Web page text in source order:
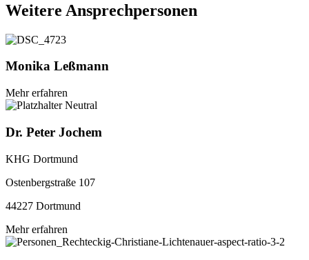
Weitere Ansprechpersonen
Monika Leßmann
Mehr erfahren
Dr. Peter Jochem
KHG Dortmund
Ostenbergstraße 107
44227 Dortmund
Mehr erfahren